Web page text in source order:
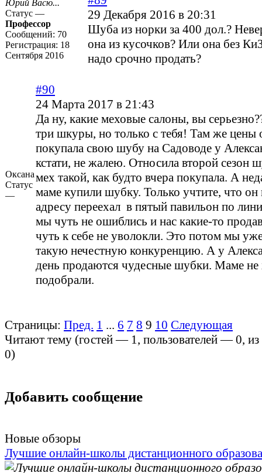
Юрий Васю...
Статус —
Профессор
Сообщений: 70
Регистрация: 18
Сентября 2016
29 Декабря 2016 в 20:31
Шуба из норки за 400 дол.?
она из кусочков? Или она без
надо срочно продать?
Оксана
Статус
—
#90
24 Марта 2017 в 21:43
Да ну, какие меховые салоны, вы
три шкуры, но только с тебя! Там же цены
покупала свою шубу на Садоводе у
кстати, не жалею. Относила второй сезон
мех такой, как будто вчера покупала. А
маме купили шубку. Только учтите, что
адресу переехал в пятый павильон по
мы чуть не ошиблись и нас какие-то
чуть к себе не уволокли. Это потом мы
такую нечестную конкуренцию. А у
день продаются чудесные шубки. Маме
подобрали.
Страницы: Пред. 1 ... 6 7 8 9 10 Следующая
Читают тему (гостей — 1, пользователей —0,
0)
Добавить сообщение
Новые обзоры
Лучшие онлайн-школы дистанционного